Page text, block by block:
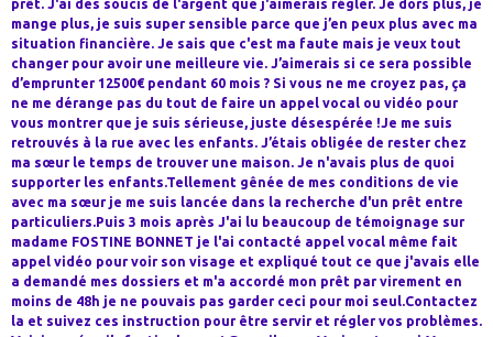
prêt. J'ai des soucis de l'argent que j'aimerais régler. Je dors plus, je
mange plus, je suis super sensible parce que j’en peux plus avec ma
situation financière. Je sais que c'est ma faute mais je veux tout
changer pour avoir une meilleure vie. J’aimerais si ce sera possible
d’emprunter 12500€ pendant 60 mois ? Si vous ne me croyez pas, ça
ne me dérange pas du tout de faire un appel vocal ou vidéo pour
vous montrer que je suis sérieuse, juste désespérée !Je me suis
retrouvés à la rue avec les enfants. J’étais obligée de rester chez
ma sœur le temps de trouver une maison. Je n'avais plus de quoi
supporter les enfants.Tellement gênée de mes conditions de vie
avec ma sœur je me suis lancée dans la recherche d'un prêt entre
particuliers.Puis 3 mois après J'ai lu beaucoup de témoignage sur
madame FOSTINE BONNET je l'ai contacté appel vocal même fait
appel vidéo pour voir son visage et expliqué tout ce que j'avais elle
a demandé mes dossiers et m'a accordé mon prêt par virement en
moins de 48h je ne pouvais pas garder ceci pour moi seul.Contactez
la et suivez ces instruction pour être servir et régler vos problèmes.